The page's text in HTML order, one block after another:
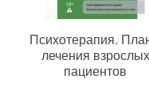
Психотерапия.
лечения взрослых
пациентов